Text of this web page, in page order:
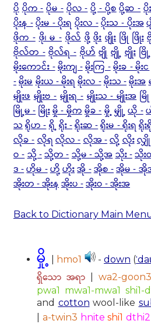
ပိုပိုက -ပိုမ -ပိုလ -ပို့ - ပို့စပို့ဆ -ပိုး
ပိုးန -ပိုးမ - ပိုးရ ပိုးလ -ပိုးသ - ပိုးအ
ဖိုက - ဖို၊ မ - ဖိုလ် ဖို့ ဖိုး ဖျိုး ဖြို ဖြိုး
ဗိုလ်တ - ဗိုလ်ရ - ဗိုဟ် ဗျို ဗျို့ ဗျိုး ဗြို့
မိုးကောင်း -မိုးကျ -မိုးကြ -မိုးခ - မိုးင
-မိုးမမိုးယ - မိုးရ မိုးလ -မိုးသ -မိုးအ
မျိုးဖ မျိုးဗ - မျိုးရ - မျိုးသ - မျိုးအ မြို
မြို့မ -မြိုးမှို - မှိုကမှိုခ -မှို့ မျှို့ ယို -
သရိုဟ -ရို့ရိုး -ရိုးဆ -ရိုးမ - ရိုးရရိုး
လိုခ -လိုရ လိုလ -လိုအ -လို့လိုးလျှို
ဝ -သို့ -သို့တ -သို့မ - သို့အသိုး -သိုး
ဒ -ဟိုမ -ဟို့ဟိုးအို -အိုစ -အိုမ -
အိုးတ - အိုးနအိုးပ -အိုးဝ - အိုးအ
Back to Dictionary Main
မှို့ hmo1 -down (
ရှိသော အရာ
wa2-goon3
pwa1 mwa1-mwa1 shi1-
and cotton wool-like
a-twin3 hnite shi1 dthi2